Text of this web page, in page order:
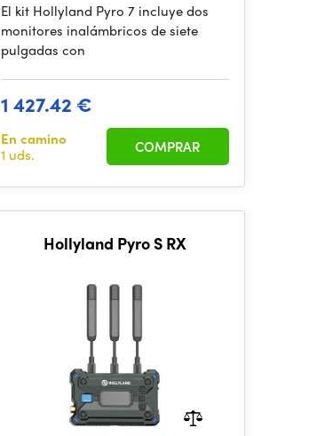
El kit Hollyland Pyro 7 incluye dos
monitores inalámbricos de siete
pulgadas con
1 427.42 €
En camino
1 uds.
COMPRAR
Hollyland Pyro S RX